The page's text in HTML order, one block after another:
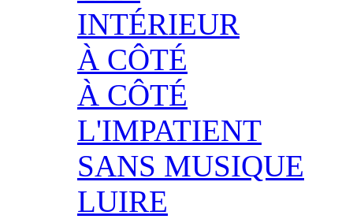
INTÉRIEUR
À CÔTÉ
À CÔTÉ
L'IMPATIENT
SANS MUSIQUE
LUIRE